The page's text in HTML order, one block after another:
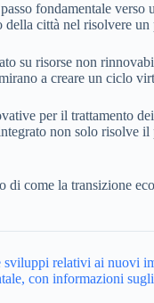
fondamentale
città nel risolvere
su risorse non
a creare un ciclo
per il trattamento
non solo
come la transizione
relativi ai nuovi
con informazioni